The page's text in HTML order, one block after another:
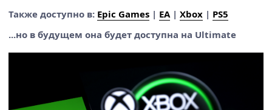
Также доступно в: Epic Games | EA | Xbox | PS5
...но в будущем она будет доступна на Ultimate